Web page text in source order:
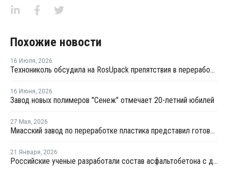
Похожие новости
16 Июля, 2026
Технониколь обсудила на RosUpack препятствия в переработке ПЭТ
16 Июня, 2026
Завод новых полимеров "Сенеж" отмечает 20-летний юбилей
27 Мая, 2026
Миасский завод по переработке пластика представил готовую продукцию
21 Января, 2026
Российские ученые разработали состав асфальтобетона с добавлением бутылочного пластика